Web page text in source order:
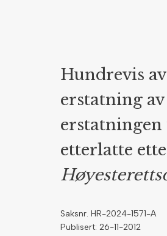
Hundrevis
erstatning
erstatningen
etterlatte
Saksnr. HR-2024-1571-A
Publisert: 26-11-2012